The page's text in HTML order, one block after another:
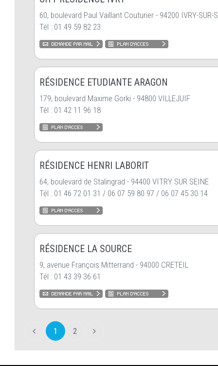
60, boulevard Paul Vaillant Couturier - 94200 IVRY-SUR-
Tél : 01 49 59 82 23
RÉSIDENCE ETUDIANTE ARAGON
179, boulevard Maxime Gorki - 94800 VILLEJUIF
Tél : 01 42 11 96 18
RÉSIDENCE HENRI LABORIT
64, boulevard de Stalingrad - 94400 VITRY SUR SEINE
Tél : 01 46 72 01 31 / 06 07 59 80 97 / 06 07 45 30 14
RÉSIDENCE LA SOURCE
9, avenue François Mitterrand - 94000 CRETEIL
Tél : 01 43 39 36 61
1 2